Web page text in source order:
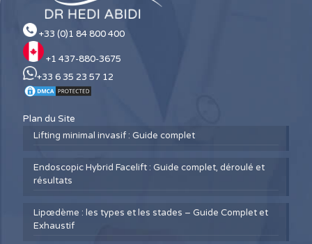
+33 (0)1 84 800 400
+1 437-880-3675
+33 6 35 23 57 12
Plan du Site
Lifting minimal invasif : Guide complet
Endoscopic Hybrid Facelift : Guide complet, déroulé et
résultats
Lipœdème : les types et les stades – Guide Complet et
Exhaustif